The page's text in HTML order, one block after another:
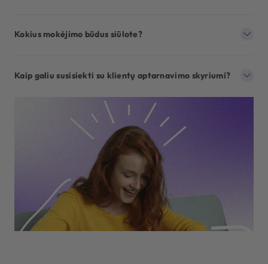
Kokius mokėjimo būdus siūlote?
Kaip galiu susisiekti su klientų aptarnavimo skyriumi?